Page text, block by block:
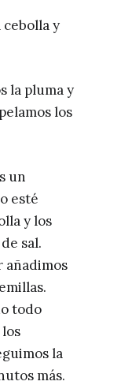
y
la pluma y
los
un
esté
y los
sal.
añadimos
todo
la
más.